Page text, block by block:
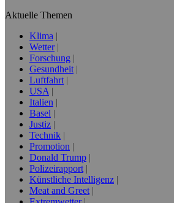
Aktuelle Themen
Klima
Wetter
Forschung
Gesundheit
Luftfahrt
USA
Italien
Basel
Justiz
Technik
Promotion
Donald Trump
Polizeirapport
Künstliche Intelligenz
Meat and Greet